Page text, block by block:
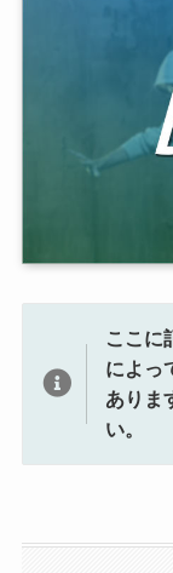
ここに
によっ
ありま
い。